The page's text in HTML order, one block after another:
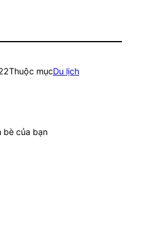
Thuộc mụcDu lịch
bè của bạn